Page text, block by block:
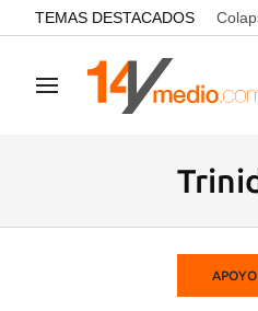
common.go-to-content
TEMAS DESTACADOS
Navegación
APOYO